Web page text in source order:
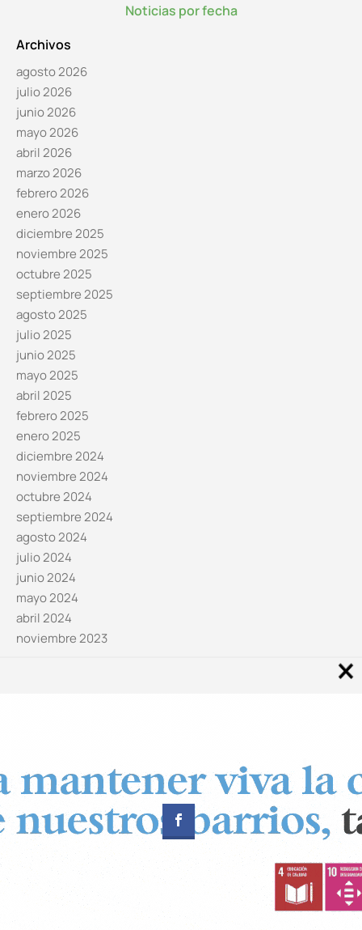
Noticias por fecha
Archivos
agosto 2026
julio 2026
junio 2026
mayo 2026
abril 2026
marzo 2026
febrero 2026
enero 2026
diciembre 2025
noviembre 2025
octubre 2025
septiembre 2025
agosto 2025
julio 2025
junio 2025
mayo 2025
abril 2025
febrero 2025
enero 2025
diciembre 2024
noviembre 2024
octubre 2024
septiembre 2024
agosto 2024
julio 2024
junio 2024
mayo 2024
abril 2024
noviembre 2023